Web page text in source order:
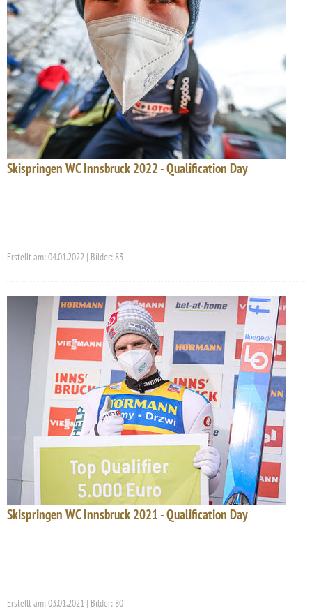
Skispringen WC Innsbruck 2022 - Qualification Day
Erstellt am: 04.01.2022 | Bilder: 83
Skispringen WC Innsbruck 2021 - Qualification Day
Erstellt am: 03.01.2021 | Bilder: 80